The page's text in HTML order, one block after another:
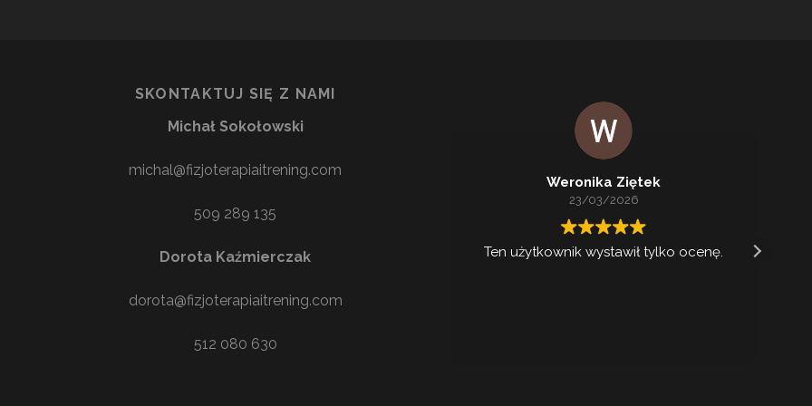
SKONTAKTUJ SIĘ Z NAMI
Michał Sokołowski
michal@fizjoterapiaitrening.com
509 289 135
Dorota Kaźmierczak
dorota@fizjoterapiaitrening.com
512 080 630
Weronika Ziętek
23/03/2026
Ten użytkownik wystawił tylko ocenę.